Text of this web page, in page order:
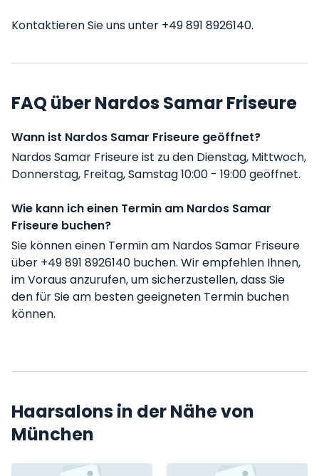
Kontaktieren Sie uns unter +49 891 8926140.
FAQ über Nardos Samar Friseure
Wann ist Nardos Samar Friseure geöffnet?
Nardos Samar Friseure ist zu den Dienstag, Mittwoch,
Donnerstag, Freitag, Samstag 10:00 - 19:00 geöffnet.
Wie kann ich einen Termin am Nardos Samar
Friseure buchen?
Sie können einen Termin am Nardos Samar Friseure
über +49 891 8926140 buchen. Wir empfehlen Ihnen,
im Voraus anzurufen, um sicherzustellen, dass Sie
den für Sie am besten geeigneten Termin buchen
können.
Haarsalons in der Nähe von
München